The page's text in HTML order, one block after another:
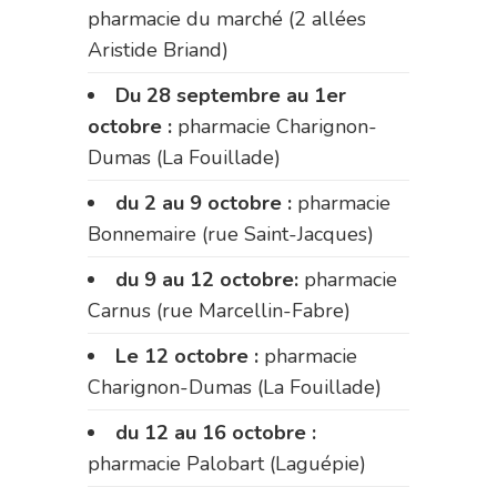
pharmacie du marché (2 allées
Aristide Briand)
Du 28 septembre au 1er
octobre : pharmacie Charignon-
Dumas (La Fouillade)
du 2 au 9 octobre : pharmacie
Bonnemaire (rue Saint-Jacques)
du 9 au 12 octobre: pharmacie
Carnus (rue Marcellin-Fabre)
Le 12 octobre : pharmacie
Charignon-Dumas (La Fouillade)
du 12 au 16 octobre :
pharmacie Palobart (Laguépie)